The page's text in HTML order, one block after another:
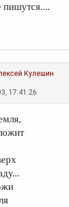
пишутся....
Кулешин
17:41:26